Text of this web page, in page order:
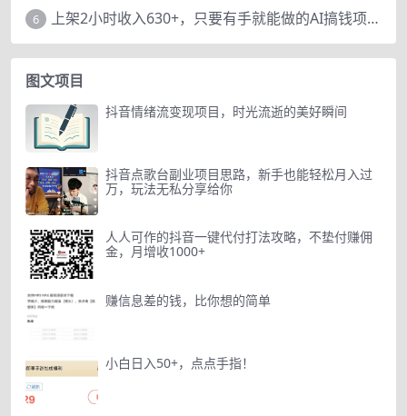
6 上架2小时收入630+，只要有手就能做的AI搞钱项目，奶奶看完都能学会!
图文项目
抖音情绪流变现项目，时光流逝的美好瞬间
抖音点歌台副业项目思路，新手也能轻松月入过
万，玩法无私分享给你
人人可作的抖音一键代付打法攻略，不垫付赚佣
金，月增收1000+
赚信息差的钱，比你想的简单
小白日入50+，点点手指！